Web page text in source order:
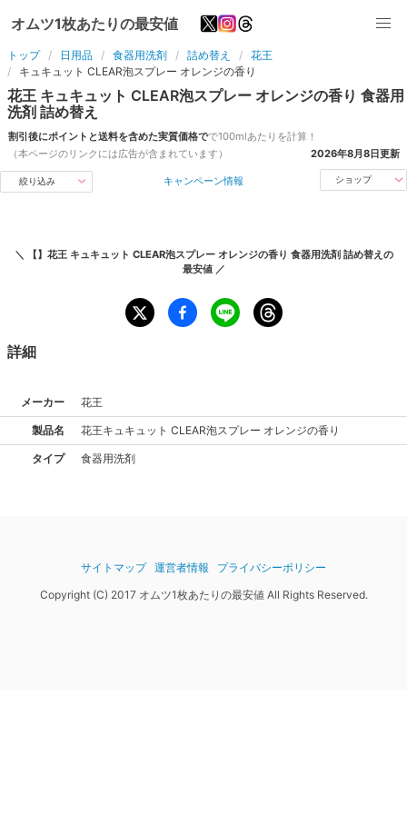
オムツ1枚あたりの最安値
トップ 日用品 食器用洗剤 詰め替え
花王
キュキュット CLEAR泡スプレー オレンジの香り
花王 キュキュット CLEAR泡スプレー オレンジの香り 食器用
洗剤 詰め替え
割引後にポイントと送料を含めた実質価格でで100mlあたりを計算！
（本ページのリンクには広告が含まれています）
2026年8月8日更新
絞り込み キャンペーン情報 ショップ
＼ 【】花王 キュキュット CLEAR泡スプレー オレンジの香り 食器用洗剤 詰め替え の
最安値 ／
詳細
メーカー 花王
製品名 花王キュキュット CLEAR泡スプレー オレンジの香り
タイプ 食器用洗剤
サイトマップ 運営者情報
プライバシーポリシー
Copyright (C) 2017 オムツ1枚あたりの最安値 All Rights Reserved.